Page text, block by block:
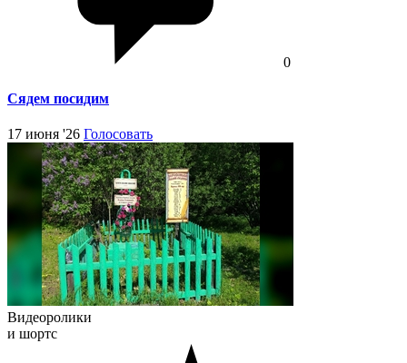
0
Сядем посидим
17 июня '26 Голосовать
Видеоролики
и шортс